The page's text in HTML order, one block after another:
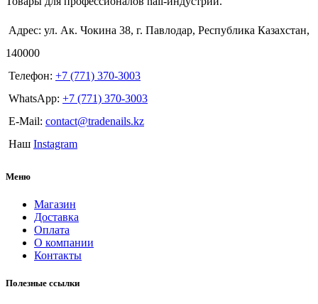
Адрес: ул. Ак. Чокина 38, г. Павлодар, Республика Казахстан,
140000
Телефон: +7 (771) 370-3003
WhatsApp: +7 (771) 370-3003
E-Mail: contact@tradenails.kz
Наш Instagram
Меню
Магазин
Доставка
Оплата
О компании
Контакты
Полезные ссылки